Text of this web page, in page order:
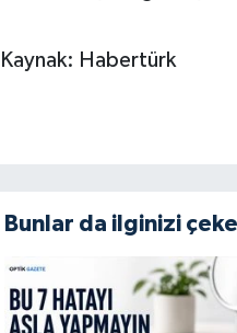
Kaynak: Habertürk
Bunlar da ilginizi